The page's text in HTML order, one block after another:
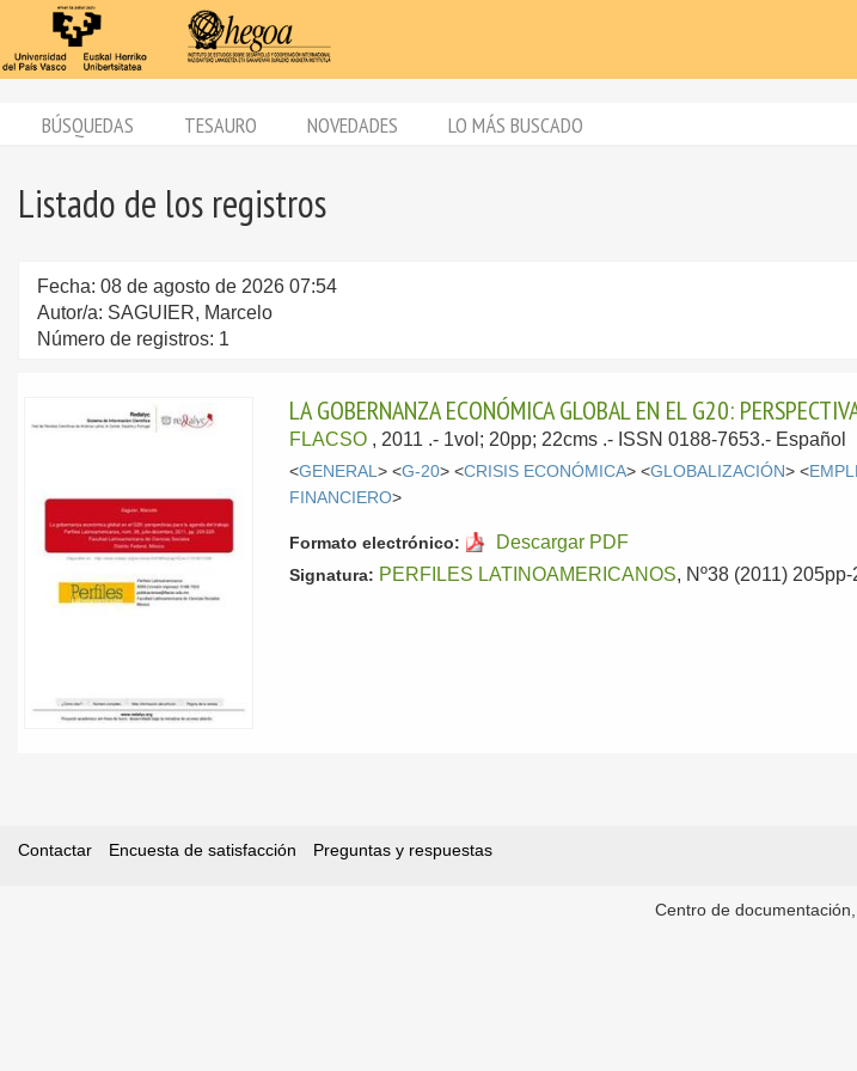
BÚSQUEDAS TESAURO NOVEDADES LO MÁS BUSCADO
Listado de los registros
Fecha: 08 de agosto de 2026 07:54
Autor/a: SAGUIER, Marcelo
Número de registros: 1
LA GOBERNANZA ECONÓMICA GLOBAL EN EL G20:
FLACSO , 2011 .- 1vol; 20pp; 22cms .- ISSN 0188-7653.- Español
<GENERAL> <G-20> <CRISIS ECONÓMICA> <GLOBALIZACIÓN> <
FINANCIERO>
Formato electrónico: Descargar PDF
Signatura: PERFILES LATINOAMERICANOS, Nº38 (2011)
Contactar Encuesta de satisfacción Preguntas y respuestas
Centro de